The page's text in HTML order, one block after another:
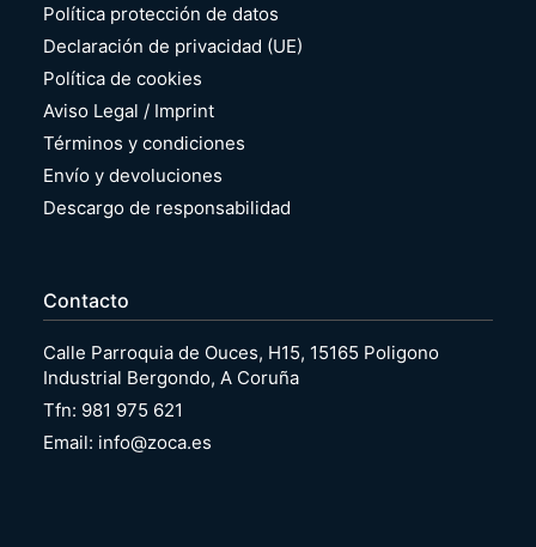
Política protección de datos
Declaración de privacidad (UE)
Política de cookies
Aviso Legal / Imprint
Términos y condiciones
Envío y devoluciones
Descargo de responsabilidad
Contacto
Calle Parroquia de Ouces, H15, 15165 Poligono
Industrial Bergondo, A Coruña
Tfn: 981 975 621
Email: info@zoca.es